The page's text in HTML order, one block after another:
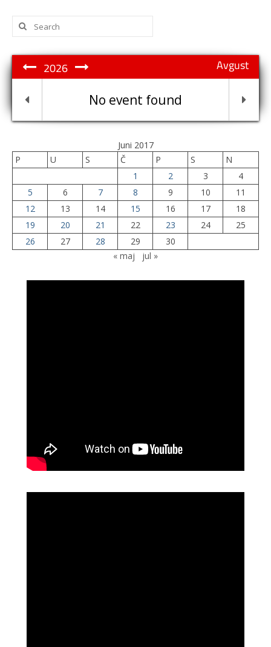
Search
for:
Avgust
2026
No event found
Juni 2017
P
U S Č P S
N
1
2 3
4
5
6 7 8 9 10
11
12
13 14 15 16 17
18
19
20 21 22 23 24
25
26
27 28 29
30
« maj
jul »